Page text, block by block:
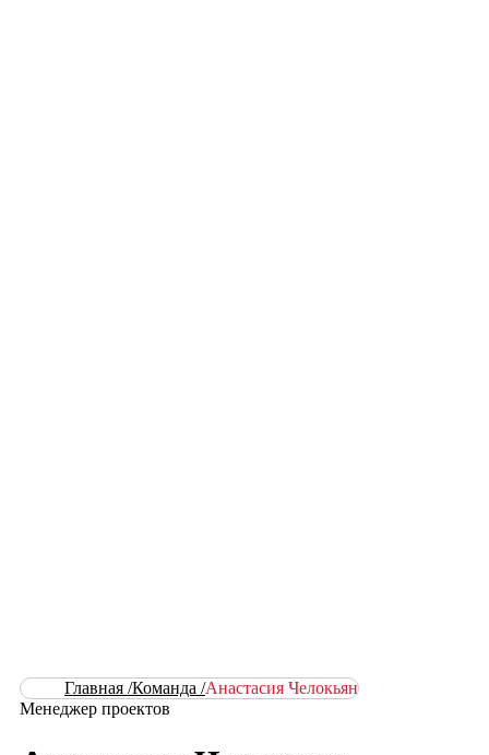
Главная /Команда /Анастасия Челокьян
Менеджер проектов